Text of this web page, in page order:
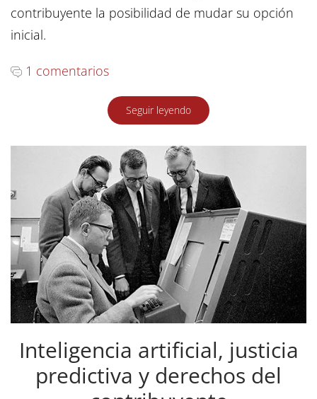
contribuyente la posibilidad de mudar su opción
inicial.
1 comentarios
Seguir leyendo
Inteligencia artificial, justicia
predictiva y derechos del